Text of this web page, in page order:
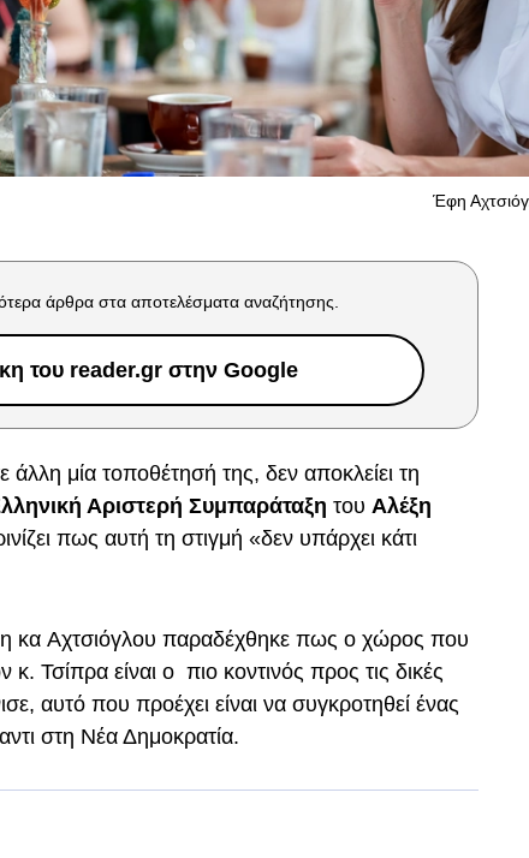
Έφη
άρθρα στα αποτελέσματα αναζήτησης.
του reader.gr στην Google
άλλη μία τοποθέτησή της, δεν αποκλείει τη
Αριστερή Συμπαράταξη του Αλέξη
πως αυτή τη στιγμή «δεν υπάρχει κάτι
κα Αχτσιόγλου παραδέχθηκε πως ο χώρος που
Τσίπρα είναι ο πιο κοντινός προς τις δικές
αυτό που προέχει είναι να συγκροτηθεί ένας
στη Νέα Δημοκρατία.